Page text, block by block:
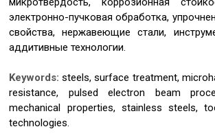
электронно-пучковая обработка,
свойства, нержавеющие стали,
аддитивные технологии.
Keywords:steels, surface treatment,
resistance, pulsed electron beam
mechanical properties, stainless steels,
technologies.